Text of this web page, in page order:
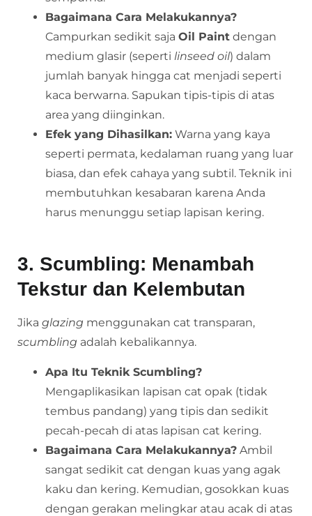
Bagaimana Cara Melakukannya?
Campurkan sedikit saja Oil Paint dengan
medium glasir (seperti linseed oil) dalam
jumlah banyak hingga cat menjadi seperti
kaca berwarna. Sapukan tipis-tipis di atas
area yang diinginkan.
Efek yang Dihasilkan: Warna yang kaya
seperti permata, kedalaman ruang yang luar
biasa, dan efek cahaya yang subtil. Teknik ini
membutuhkan kesabaran karena Anda
harus menunggu setiap lapisan kering.
3. Scumbling: Menambah
Tekstur dan Kelembutan
Jika glazing menggunakan cat transparan,
scumbling adalah kebalikannya.
Apa Itu Teknik Scumbling?
Mengaplikasikan lapisan cat opak (tidak
tembus pandang) yang tipis dan sedikit
pecah-pecah di atas lapisan cat kering.
Bagaimana Cara Melakukannya? Ambil
sangat sedikit cat dengan kuas yang agak
kaku dan kering. Kemudian, gosokkan kuas
dengan gerakan melingkar atau acak di atas